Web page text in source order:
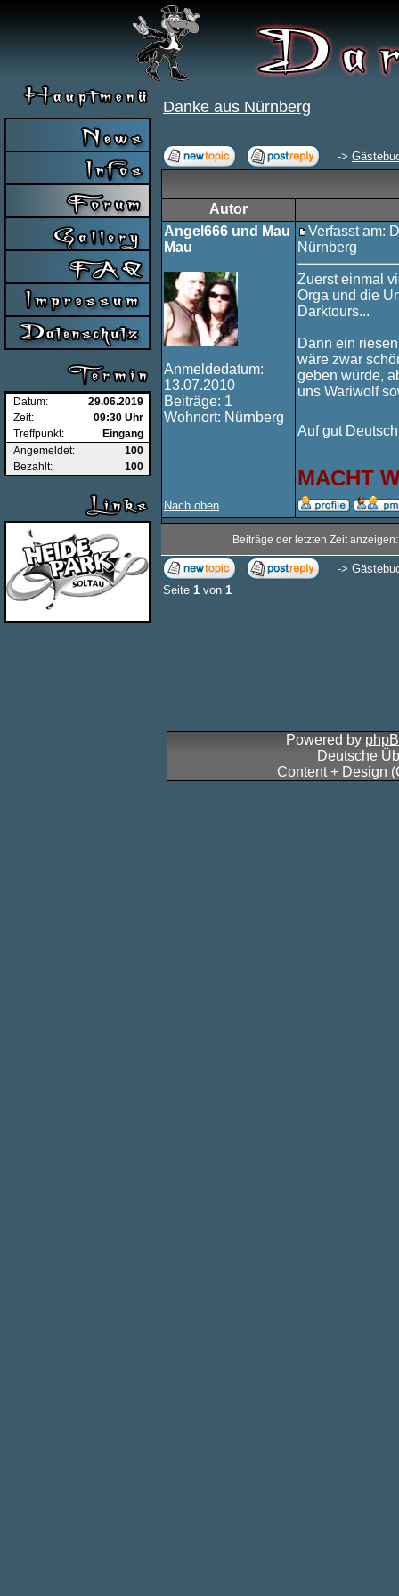
Datum:
29.06.2019
Zeit:
09:30 Uhr
Treffpunkt:
Eingang
Angemeldet:
100
Bezahlt:
100
Danke aus Nürnberg
->
Autor
Angel666 und Mau
Mau
Anmeldedatum:
13.07.2010
Beiträge: 1
Wohnort: Nürnberg
Verfasst am:
Nürnberg
Zuerst einmal
Orga und die
Darktours...
Dann ein
wäre zwar
geben würde,
uns Wariwolf
Auf gut
MACHT
Nach oben
Beiträge der letzten Zeit
->
Seite 1 von 1
Powered by
Deutsche
Content + Design